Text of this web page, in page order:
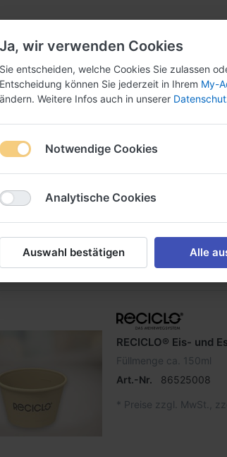
/ Deckel Trinkbecher
7
nach Beste Ergebnisse
RECICLO® Eis- und
Füllmenge ca. 150ml
Art.-Nr.
86525008
* Preise zzgl. MwSt.,
Ja, wir verwenden Cookies
Sie entscheiden, welche Cookies Sie zulassen
Entscheidung können Sie jederzeit in Ihrem My-
ändern. Weitere Infos auch in unserer
Notwendige Cookies
Analytische Cookies
Auswahl bestätigen Alle